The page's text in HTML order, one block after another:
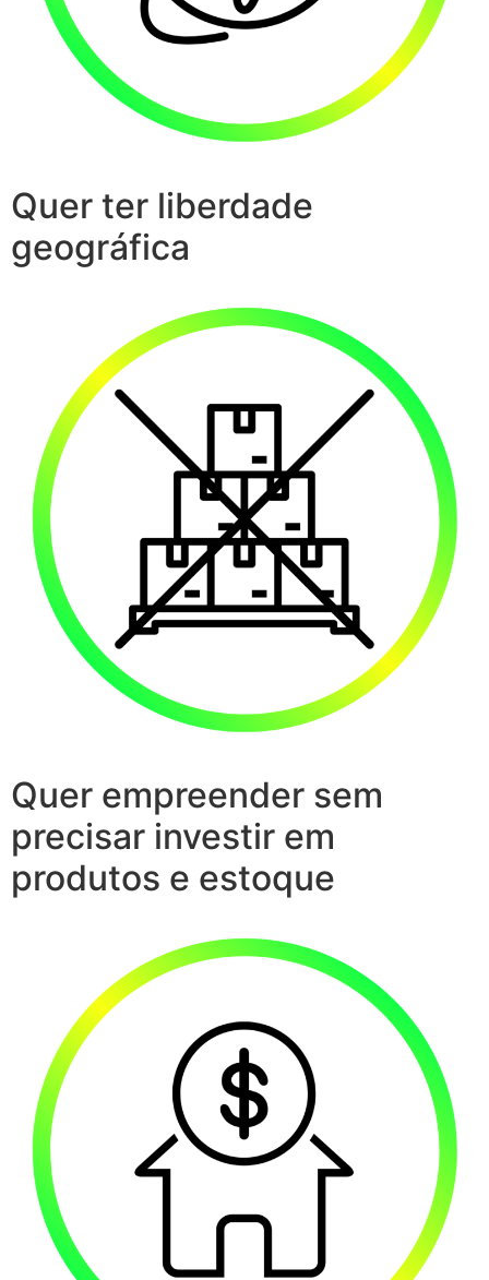
Quer ter liberdade
geográfica
Quer empreender sem
precisar investir em
produtos e estoque